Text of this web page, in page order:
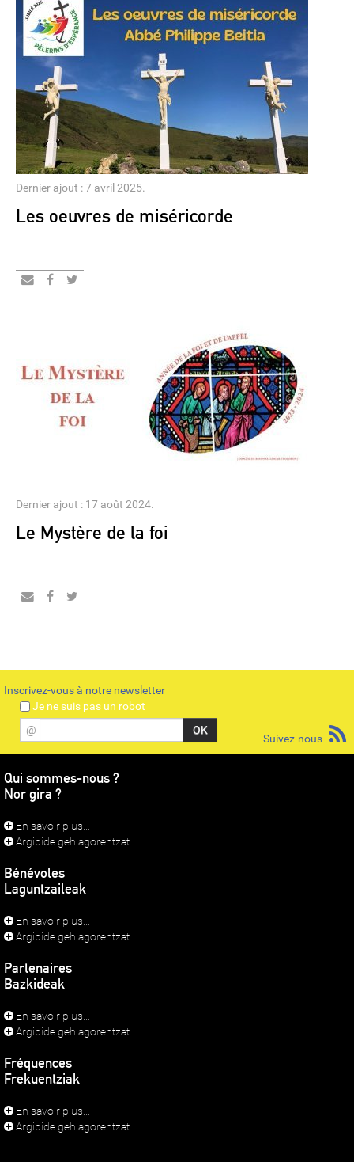
Dernier ajout : 7 avril 2025.
Les oeuvres de miséricorde
Dernier ajout : 17 août 2024.
Le Mystère de la foi
Inscrivez-vous à notre newsletter
Je ne suis pas un robot
@
Suivez-nous
Qui sommes-nous ?
Nor gira ?
En savoir plus...
Argibide gehiagorentzat...
Bénévoles
Laguntzaileak
En savoir plus...
Argibide gehiagorentzat...
Partenaires
Bazkideak
En savoir plus...
Argibide gehiagorentzat...
Fréquences
Frekuentziak
En savoir plus...
Argibide gehiagorentzat...